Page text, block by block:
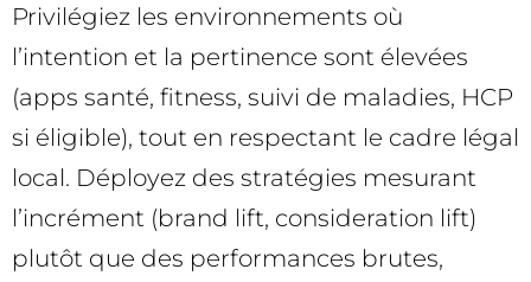
Privilégiez les environnements où
l’intention et la pertinence sont élevées
(apps santé, fitness, suivi de maladies, HCP
si éligible), tout en respectant le cadre légal
local. Déployez des stratégies mesurant
l’incrément (brand lift, consideration lift)
plutôt que des performances brutes,